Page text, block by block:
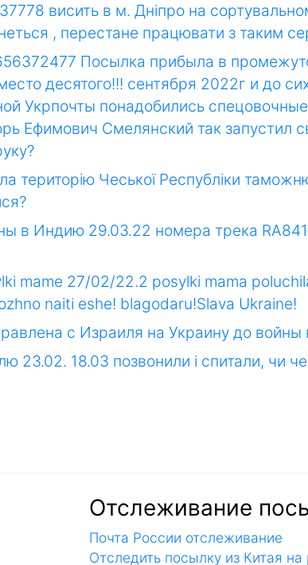
висить в м. Дніпро на
, перестане працювати з таким
Посылка прибыла в
десятого!!! сентября 2022г и до
Укрпочты понадобились
Ефимович Смелянский так запустил
територію Чеської Республіки
в Индию 29.03.22 номера трека
mame 27/02/22.2 posylki mama
naiti eshe! blagodaru!Slava Ukraine!
с Израиля на Украину до
23.02. 18.03 позвонили і спитали, чи
Отслеживание
Почта России отслеживание
Отследить посылку из Китая на